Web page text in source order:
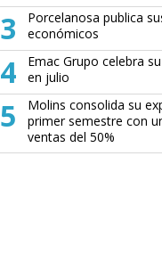
3
Porcelanosa publica
económicos
4
Emac Grupo celebra
en julio
5
Molins consolida su
primer semestre con
ventas del 50%